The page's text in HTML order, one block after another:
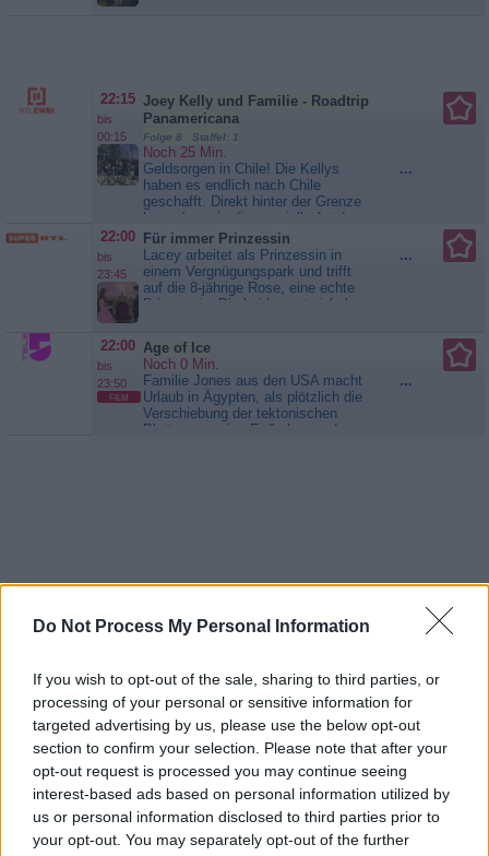
Do Not Process My Personal Information
If you wish to opt-out of the sale, sharing to third parties, or
processing of your personal or sensitive information for
targeted advertising by us, please use the below opt-out
section to confirm your selection. Please note that after your
opt-out request is processed you may continue seeing
interest-based ads based on personal information utilized by
us or personal information disclosed to third parties prior to
your opt-out. You may separately opt-out of the further
Zorro
22:15
bis
00:15
Joey Kelly und Familie - Roadtrip
Panamericana
Folge 8 Staffel: 1
Noch 25 Min.
Geldsorgen in Chile! Die Kellys
haben es endlich nach Chile
geschafft. Direkt hinter der Grenze
bemerken sie die spezielle Art der
Chilenen mit dem Tod umzugehen.
Überall sind links und rechts neben
der Straße hunderte von sehr
schönen Denkmälern, an denen die
Angehörigen um ihre Toten trauern,
...
22:00
bis
23:45
Für immer Prinzessin
Lacey arbeitet als Prinzessin in
einem Vergnügungspark und trifft
auf die 8-jährige Rose, eine echte
Prinzessin. Die beiden entwickeln
Möglichkeit, in ihr Königreich zu
reisen und dort die Rolle der neuen
Gouvernante zu...
Für immer
Prinzessin
...
22:00
bis
23:50
FILM
Age of Ice
Noch 0 Min.
Familie Jones aus den USA macht
Urlaub in Ägypten, als plötzlich die
Verschiebung der tektonischen
Platten massive Erdbeben und
...
22:15 Outback Opal Hunters - Edelsteinjagd in
Australien
Folge 15 Staffel 8
Vom Regen in die Traufe? Angel
Dempsey und Issy Glen sind mit
einem großen Fund in die Saison
gestartet. Doch ihre Glückssträhne
hielt nicht lange an. Außerdem
...
23:10
Folge 3 Staffel: 1